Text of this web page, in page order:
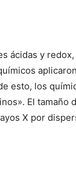
y
esto, los
El
X por